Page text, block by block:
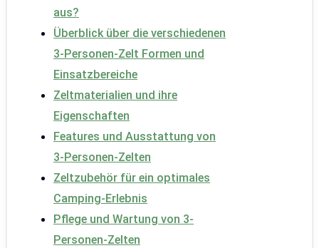
aus?
Überblick über die verschiedenen
3-Personen-Zelt Formen und
Einsatzbereiche
Zeltmaterialien und ihre
Eigenschaften
Features und Ausstattung von
3-Personen-Zelten
Zeltzubehör für ein optimales
Camping-Erlebnis
Pflege und Wartung von 3-
Personen-Zelten